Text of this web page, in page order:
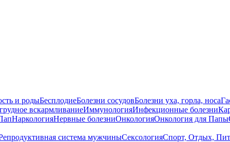
и родыБесплодиеБолезни сосудовБолезни уха, горла, носа
вскармливаниеИммунологияИнфекционные болезни
НаркологияНервные болезниОнкологияОнкология для Папы
система мужчиныСексологияСпорт, Отдых,